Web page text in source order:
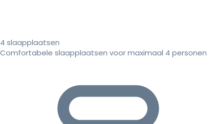
4 slaapplaatsen
Comfortabele slaapplaatsen voor maximaal 4 personen